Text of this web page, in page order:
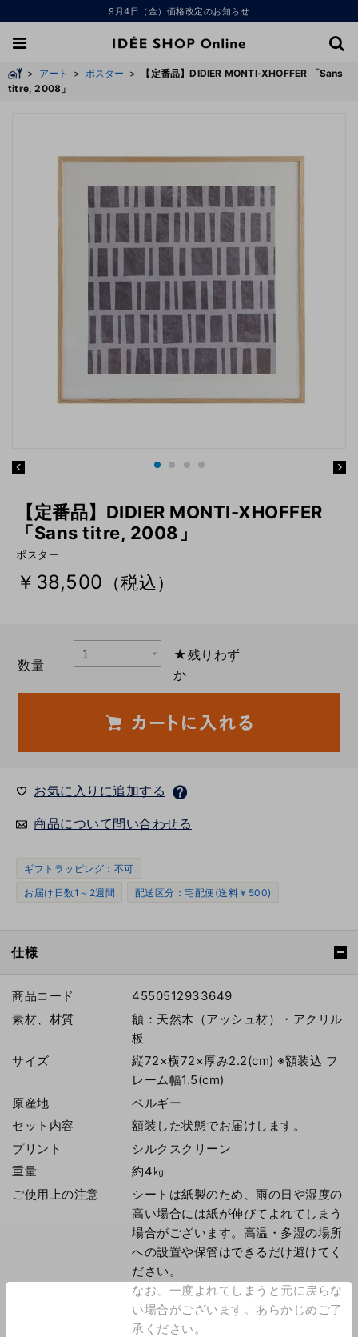
9月4日（金）価格改定のお知らせ
> アート > ポスター >
【定番品】DIDIER MONTI-XHOFFER 「Sans
titre, 2008」
【定番品】DIDIER MONTI-XHOFFER
「Sans titre, 2008」
ポスター
￥38,500 （税込）
数量
★残りわず
か
お気に入りに追加する
商品について問い合わせる
ギフトラッピング：不可
お届け日数1～2週間
配送区分：宅配便(送料￥500)
仕様
商品コード
4550512933649
素材、材質
額：天然木（アッシュ材）・アクリル
板
サイズ
縦72×横72×厚み2.2(cm) ※額装込 フ
レーム幅1.5(cm)
原産地
ベルギー
セット内容
額装した状態でお届けします。
プリント
シルクスクリーン
重量
約4㎏
ご使用上の注意
シートは紙製のため、雨の日や湿度の
高い場合には紙が伸びてよれてしまう
場合がございます。高温・多湿の場所
への設置や保管はできるだけ避けてく
ださい。
なお、一度よれてしまうと元に戻らな
い場合がございます。あらかじめご了
承ください。